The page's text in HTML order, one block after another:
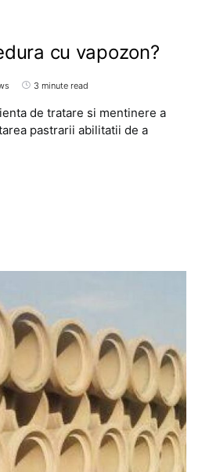
cu vapozon?
3 minute read
de tratare si mentinere a
pastrarii abilitatii de a